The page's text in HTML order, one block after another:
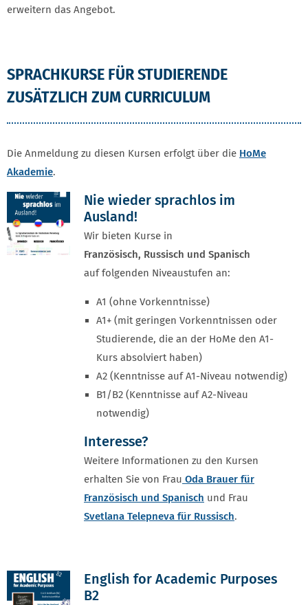
erweitern das Angebot.
SPRACHKURSE FÜR STUDIERENDE
ZUSÄTZLICH ZUM CURRICULUM
Die Anmeldung zu diesen Kursen erfolgt über die HoMe
Akademie.
Nie wieder sprachlos im
Ausland!
Wir bieten Kurse in
Französisch, Russisch und Spanisch
auf folgenden Niveaustufen an:
A1 (ohne Vorkenntnisse)
A1+ (mit geringen Vorkenntnissen oder
Studierende, die an der HoMe den A1-
Kurs absolviert haben)
A2 (Kenntnisse auf A1-Niveau notwendig)
B1/B2 (Kenntnisse auf A2-Niveau
notwendig)
Interesse?
Weitere Informationen zu den Kursen
erhalten Sie von Frau Oda Brauer für
Französisch und Spanisch und Frau
Svetlana Telepneva für Russisch.
English for Academic Purposes
B2